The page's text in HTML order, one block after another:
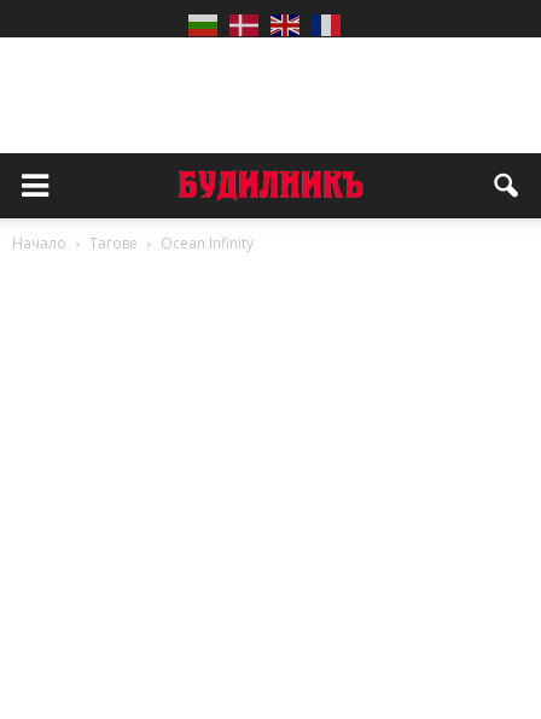
Начало Тагове Ocean Infinity